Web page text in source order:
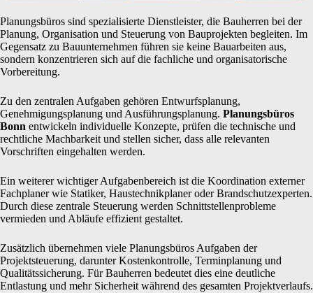
Planungsbüros sind spezialisierte Dienstleister, die Bauherren bei der
Planung, Organisation und Steuerung von Bauprojekten begleiten. Im
Gegensatz zu Bauunternehmen führen sie keine Bauarbeiten aus,
sondern konzentrieren sich auf die fachliche und organisatorische
Vorbereitung.
Zu den zentralen Aufgaben gehören Entwurfsplanung,
Genehmigungsplanung und Ausführungsplanung. Planungsbüros
Bonn entwickeln individuelle Konzepte, prüfen die technische und
rechtliche Machbarkeit und stellen sicher, dass alle relevanten
Vorschriften eingehalten werden.
Ein weiterer wichtiger Aufgabenbereich ist die Koordination externer
Fachplaner wie Statiker, Haustechnikplaner oder Brandschutzexperten.
Durch diese zentrale Steuerung werden Schnittstellenprobleme
vermieden und Abläufe effizient gestaltet.
Zusätzlich übernehmen viele Planungsbüros Aufgaben der
Projektsteuerung, darunter Kostenkontrolle, Terminplanung und
Qualitätssicherung. Für Bauherren bedeutet dies eine deutliche
Entlastung und mehr Sicherheit während des gesamten Projektverlaufs.